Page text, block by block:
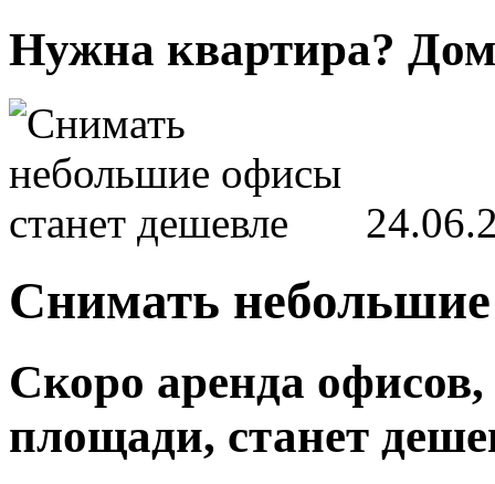
Нужна квартира?
Снимать
Скоро аренда
площади, станет